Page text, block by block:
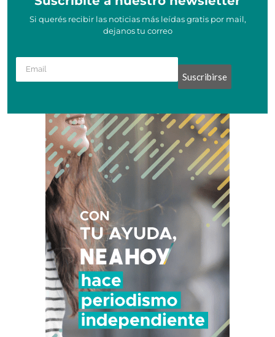
Si querés recibir las noticias más leídas gratis por mail,
dejanos tu correo
Suscribirse